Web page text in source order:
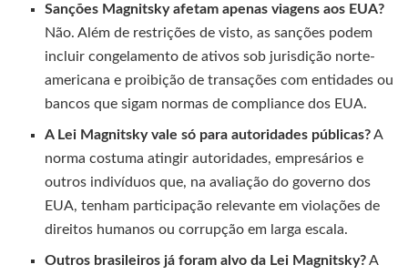
Sanções Magnitsky afetam apenas viagens aos EUA?
Não. Além de restrições de visto, as sanções podem
incluir congelamento de ativos sob jurisdição norte-
americana e proibição de transações com entidades ou
bancos que sigam normas de compliance dos EUA.
A Lei Magnitsky vale só para autoridades públicas?A
norma costuma atingir autoridades, empresários e
outros indivíduos que, na avaliação do governo dos
EUA, tenham participação relevante em violações de
direitos humanos ou corrupção em larga escala.
Outros brasileiros já foram alvo da Lei Magnitsky?A